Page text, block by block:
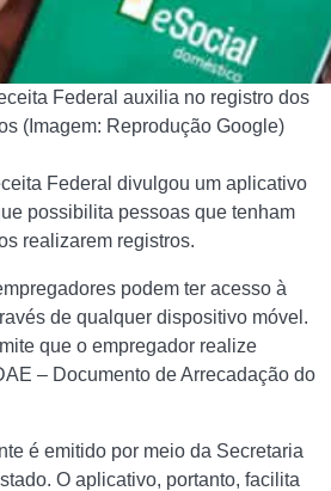
Federal auxilia no registro dos
(Imagem: Reprodução Google)
Federal divulgou um aplicativo
possibilita pessoas que tenham
realizarem registros.
podem ter acesso à
de qualquer dispositivo móvel.
que o empregador realize
– Documento de Arrecadação do
é emitido por meio da Secretaria
O aplicativo, portanto, facilita